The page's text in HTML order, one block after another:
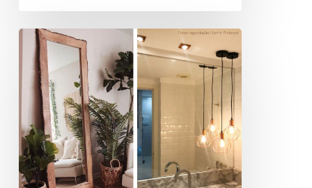
Materiais
estampas:
Tendências
2021